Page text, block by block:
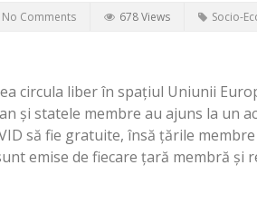
No Comments 678 Views Socio-
circula liber în spațiul Uniunii
și statele membre au ajuns la un
să fie gratuite, însă țările
emise de fiecare țară membră și